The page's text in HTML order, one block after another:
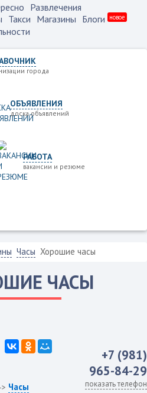
Развлечения
Такси Магазины Блоги новое
города
ОБЪЯВЛЕНИЯ
доска объявлений
РАБОТА
вакансии и резюме
Часы Хорошие часы
ЧАСЫ
-> Часы
+7 (981)
965-84-29
показать телефон